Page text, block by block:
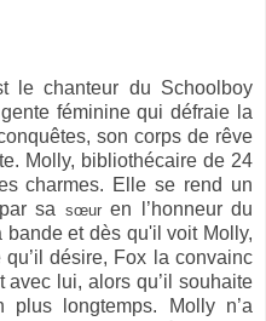
le chanteur du Schoolboy
féminine qui défraie la
son corps de rêve
Molly, bibliothécaire de 24
charmes. Elle se rend un
sa sœuren l’honneur du
et dès qu'il voit Molly,
désire, Fox la convainc
lui, alors qu’il souhaite
longtemps. Molly n’a